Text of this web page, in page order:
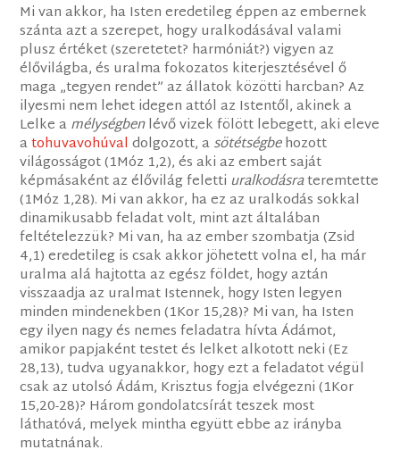
Mi van akkor, ha Isten eredetileg éppen az embernek
szánta azt a szerepet, hogy uralkodásával valami
plusz értéket (szeretetet? harmóniát?) vigyen az
élővilágba, és uralma fokozatos kiterjesztésével ő
maga „tegyen rendet” az állatok közötti harcban? Az
ilyesmi nem lehet idegen attól az Istentől, akinek a
Lelke amélységbenlévő vizek fölött lebegett, aki eleve
atohuvavohúval dolgozott, asötétségbehozott
világosságot (1Móz 1,2), és aki az embert saját
képmásaként az élővilág feletti uralkodásrateremtette
(1Móz 1,28). Mi van akkor, ha ez az uralkodás sokkal
dinamikusabb feladat volt, mint azt általában
feltételezzük? Mi van, ha az ember szombatja (Zsid
4,1) eredetileg is csak akkor jöhetett volna el, ha már
uralma alá hajtotta az egész földet, hogy aztán
visszaadja az uralmat Istennek, hogy Isten legyen
minden mindenekben (1Kor 15,28)? Mi van, ha Isten
egy ilyen nagy és nemes feladatra hívta Ádámot,
amikor papjaként testet és lelket alkotott neki (Ez
28,13), tudva ugyanakkor, hogy ezt a feladatot végül
csak az utolsó Ádám, Krisztus fogja elvégezni (1Kor
15,20-28)? Három gondolatcsírát teszek most
láthatóvá, melyek mintha együtt ebbe az irányba
mutatnának.